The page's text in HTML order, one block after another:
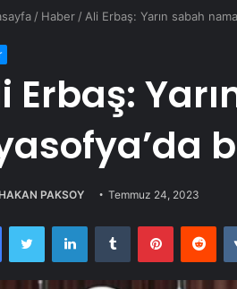
/ Haber / Ali Erbaş: Yarın sabah
Erbaş:
HAKAN PAKSOY Temmuz 24, 2023
FacebookTwitter LinkedInTumblr Pinterest